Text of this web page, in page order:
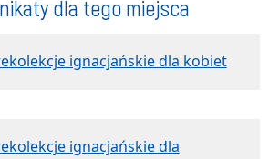
dla tego miejsca
ignacjańskie dla kobiet
ignacjańskie dla